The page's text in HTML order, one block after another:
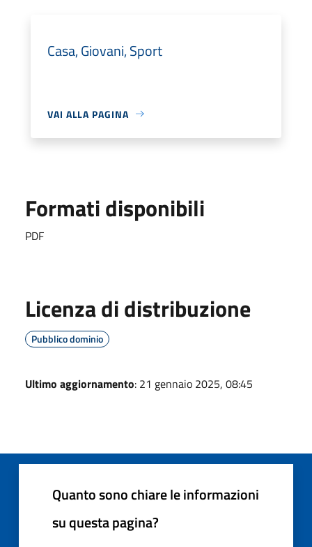
Casa, Giovani, Sport
VAI ALLA PAGINA
Formati disponibili
PDF
Licenza di distribuzione
Pubblico dominio
Ultimo aggiornamento: 21 gennaio 2025, 08:45
Quanto sono chiare le informazioni
su questa pagina?